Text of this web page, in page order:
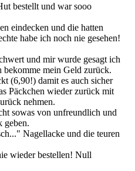
bestellt und war sooo
eindecken und die hatten
habe ich noch nie gesehen!
und mir wurde gesagt ich
bekomme mein Geld zurück.
(6,90!) damit es auch sicher
Päckchen wieder zurück mit
nehmen.
sowas von unfreundlich und
geben.
Nagellacke und die teuren
wieder bestellen! Null